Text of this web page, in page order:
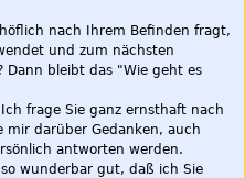
nach Ihrem Befinden fragt,
und zum nächsten
Dann bleibt das "Wie geht es
frage Sie ganz ernsthaft nach
mir darüber Gedanken, auch
antworten werden.
wunderbar gut, daß ich Sie